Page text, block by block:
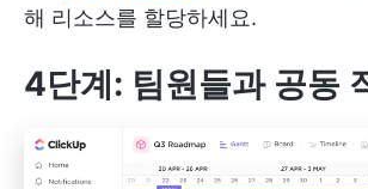
해 리소스를 할당하세요.
4단계: 팀원들과 공동